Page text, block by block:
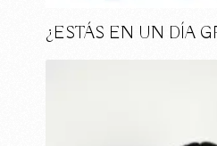
¿ESTÁS EN UN DÍA